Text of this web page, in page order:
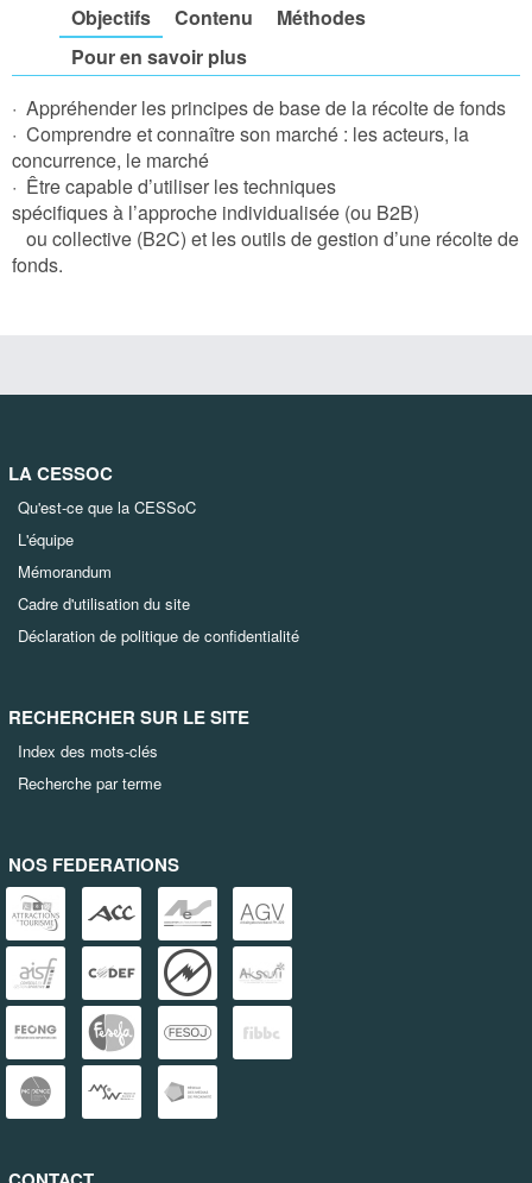
Objectifs Contenu
Méthodes
Pour en savoir plus
· Appréhender les principes de base de la récolte de fonds
· Comprendre et connaître son marché : les acteurs, la
concurrence, le marché
· Être capable d’utiliser les techniques
spécifiques à l’approche individualisée (ou B2B)
ou collective (B2C) et les outils de gestion d’une récolte de
fonds.
LA CESSOC
Qu'est-ce que la CESSoC
L'équipe
Mémorandum
Cadre d'utilisation du site
Déclaration de politique de confidentialité
RECHERCHER SUR LE SITE
Index des mots-clés
Recherche par terme
NOS FEDERATIONS